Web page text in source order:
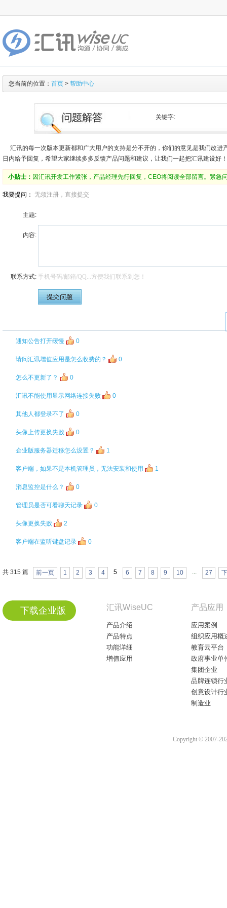
您当前的位置： 首页 > 帮助中心
关键字:
汇讯的每一次版本更新都和广大用户的支持是分不开的，你们的意见是我们改进
日内给予回复，希望大家继续多多反馈产品问题和建议，让我们一起把汇讯建设好！
小贴士： 因汇讯开发工作紧张，产品经理先行回复，CEO将阅读全部留言。紧急
我要提问： 无须注册，直接提交
主题:
内容:
联系方式:
通知公告打开缓慢 0
请问汇讯增值应用是怎么收费的？ 0
怎么不更新了？ 0
汇讯不能使用显示网络连接失败 0
其他人都登录不了 0
头像上传更换失败 0
企业版服务器迁移怎么设置？ 1
客户端，如果不是本机管理员，无法安装和使用 1
消息监控是什么？ 0
管理员是否可看聊天记录 0
头像更换失败 2
客户端在监听键盘记录 0
共 315 篇 前一页 1 2 3 4 5 6 7 8 9 10 ... 27
下载企业版 汇讯WiseUC
产品介绍
产品特点
功能详细
增值应用
产品应用
应用案例
组织应用概
教育云平台
政府事业单
集团企业
品牌连锁行
创意设计行
制造业
Copyright © 2007-